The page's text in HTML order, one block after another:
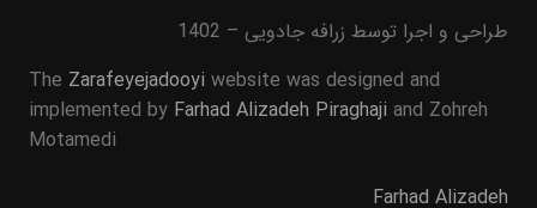
طراحی و اجرا توسط زرافه جادویی – 1402
The Zarafeyejadooyi website was designed and
implemented by Farhad Alizadeh Piraghaji and Zohreh
Motamedi
Farhad Alizadeh